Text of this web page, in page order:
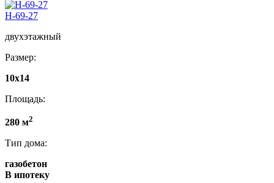
Н-69-27
двухэтажный
Размер:
10x14
Площадь:
280 м2
Тип дома:
газобетон
В ипотеку